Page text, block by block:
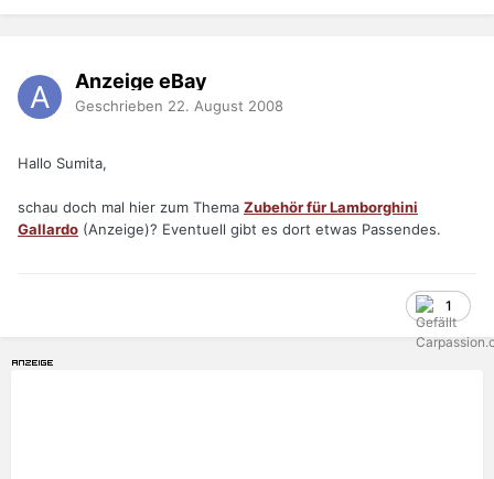
Anzeige eBay
Geschrieben 22. August 2008
Hallo Sumita,
schau doch mal hier zum Thema Zubehör für Lamborghini
Gallardo (Anzeige)? Eventuell gibt es dort etwas Passendes.
1